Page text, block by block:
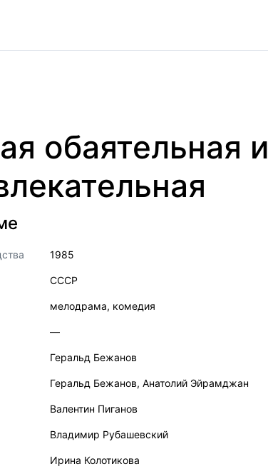
обаятельная и
1985
СССР
мелодрама, комедия
—
Геральд Бежанов
Геральд Бежанов, Анатолий Эйрамджан
Валентин Пиганов
Владимир Рубашевский
Ирина Колотикова